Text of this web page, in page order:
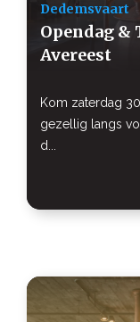
Dedemsvaart
Opendag &
Avereest
Kom zaterdag
gezellig langs
d...